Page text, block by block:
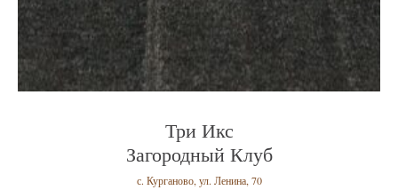
Три Икс
Загородный Клуб
с. Курганово, ул. Ленина, 70